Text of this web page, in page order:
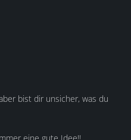
bist dir unsicher, was du